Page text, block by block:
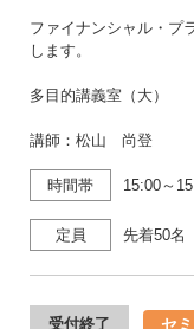
ファイナンシャル・プ
します。
多目的講義室（大）
講師：松山 尚登
時間帯 15:00～
定員 先着50名
受付終了 セ